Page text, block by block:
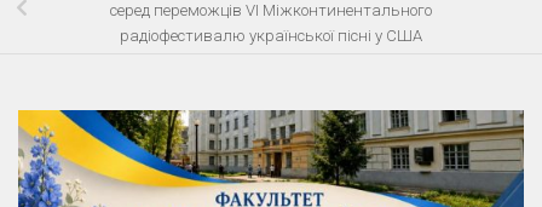
серед переможців VІ Міжконтинентального
радіофестивалю української пісні у США